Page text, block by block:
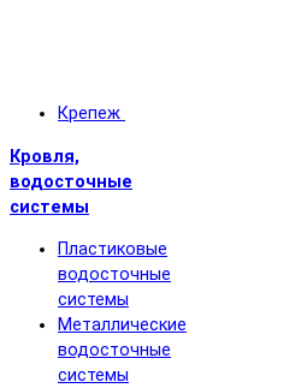
Крепеж
Кровля,
водосточные
системы
Пластиковые
водосточные
системы
Металлические
водосточные
системы